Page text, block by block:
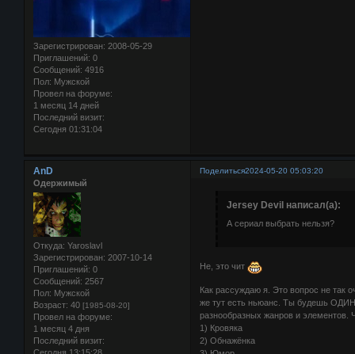
Зарегистрирован: 2008-05-29
Приглашений: 0
Сообщений: 4916
Пол: Мужской
Провел на форуме:
1 месяц 14 дней
Последний визит:
Сегодня 01:31:04
Поделиться2024-05-20 05:03:20
AnD
Одержимый
Откуда: Yaroslavl
Зарегистрирован: 2007-10-14
Приглашений: 0
Сообщений: 2567
Пол: Мужской
Возраст: 40 [1985-08-20]
Провел на форуме:
1 месяц 4 дня
Последний визит:
Jersey Devil написал(а):
А сериал выбрать нельзя?
Не, это чит
Как рассуждаю я. Это вопрос не так
же тут есть ньюанс. Ты будешь
разнообразных жанров и элементов.
1) Кровяка
2) Обнажёнка